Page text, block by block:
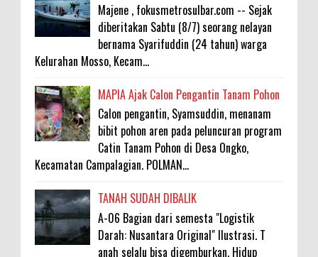
Majene , fokusmetrosulbar.com -- Sejak
diberitakan Sabtu (8/7) seorang nelayan
bernama Syarifuddin (24 tahun) warga
Kelurahan Mosso, Kecam...
MAPIA Ajak Calon Pengantin Tanam Pohon
Calon pengantin, Syamsuddin, menanam
bibit pohon aren pada peluncuran program
Catin Tanam Pohon di Desa Ongko,
Kecamatan Campalagian. POLMAN...
TANAH SUDAH DIBALIK
A-06 Bagian dari semesta "Logistik
Darah: Nusantara Original" Ilustrasi. T
anah selalu bisa digemburkan. Hidup